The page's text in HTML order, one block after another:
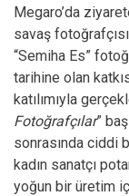
Megaro’da
savaş
“Semiha Es”
tarihine olan
katılımıyla
Fotoğrafçılar”
sonrasında ciddi
kadın sanatçı
yoğun bir üretim